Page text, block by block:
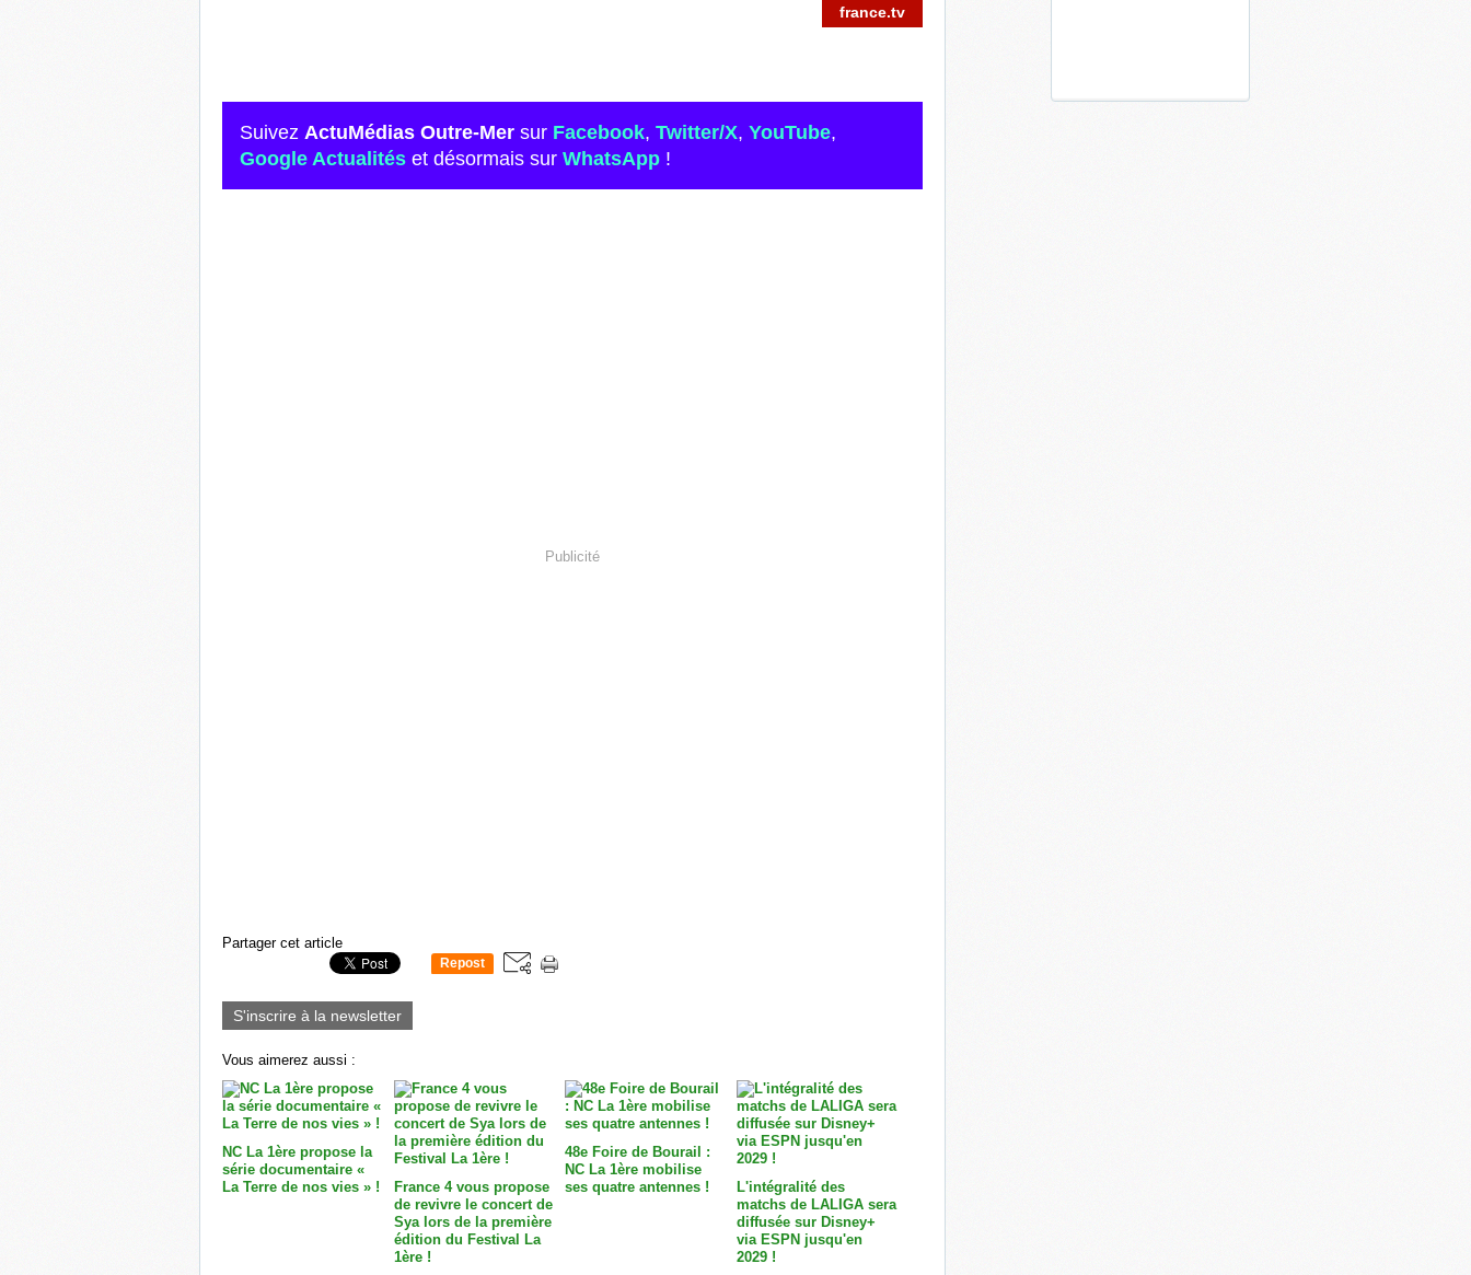
france.tv
Suivez ActuMédias Outre-Mer sur Facebook, Twitter/X, YouTube,
Google Actualités et désormais sur WhatsApp !
Publicité
Partager cet article
Repost
S'inscrire à la newsletter
Vous aimerez aussi :
NC La 1ère propose la
série documentaire «
La Terre de nos vies » !
France 4 vous propose
de revivre le concert de
Sya lors de la première
édition du Festival La
1ère !
48e Foire de Bourail :
NC La 1ère mobilise
ses quatre antennes !
L'intégralité des
matchs de LALIGA sera
diffusée sur Disney+
via ESPN jusqu'en
2029 !